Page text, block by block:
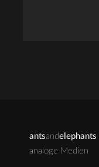
antsandelephants
analoge Medien